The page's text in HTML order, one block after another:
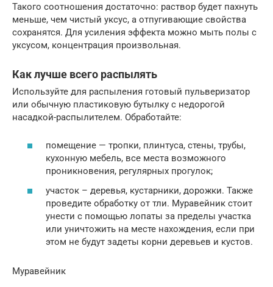
Такого соотношения достаточно: раствор будет пахнуть
меньше, чем чистый уксус, а отпугивающие свойства
сохранятся. Для усиления эффекта можно мыть полы с
уксусом, концентрация произвольная.
Как лучше всего распылять
Используйте для распыления готовый пульверизатор
или обычную пластиковую бутылку с недорогой
насадкой-распылителем. Обработайте:
помещение — тропки, плинтуса, стены, трубы,
кухонную мебель, все места возможного
проникновения, регулярных прогулок;
участок – деревья, кустарники, дорожки. Также
проведите обработку от тли. Муравейник стоит
унести с помощью лопаты за пределы участка
или уничтожить на месте нахождения, если при
этом не будут задеты корни деревьев и кустов.
Муравейник